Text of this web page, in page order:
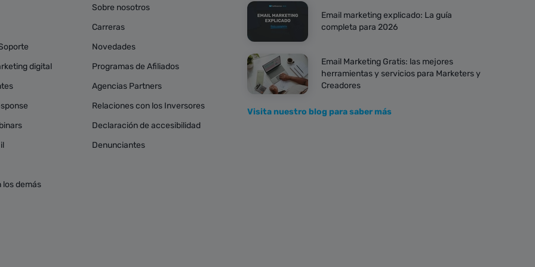
digital
los demás
Sobre nosotros
Carreras
Novedades
Programas de Afiliados
Agencias Partners
Relaciones con los Inversores
Declaración de accesibilidad
Denunciantes
Email marketing explicado: La guía
completa para 2026
Email Marketing Gratis: las mejores
herramientas y servicios para Marketers y
Creadores
Visita nuestro blog para saber más